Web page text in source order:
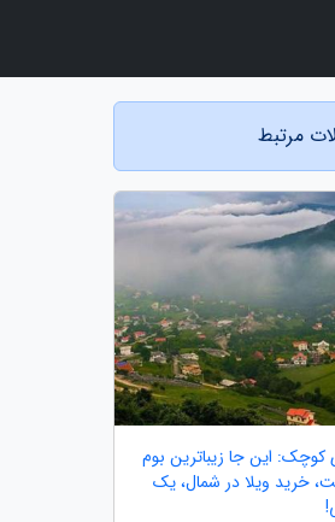
مرتبط
کوچک: این جا زیباترین بوم
خرید ویلا در شمال، یک